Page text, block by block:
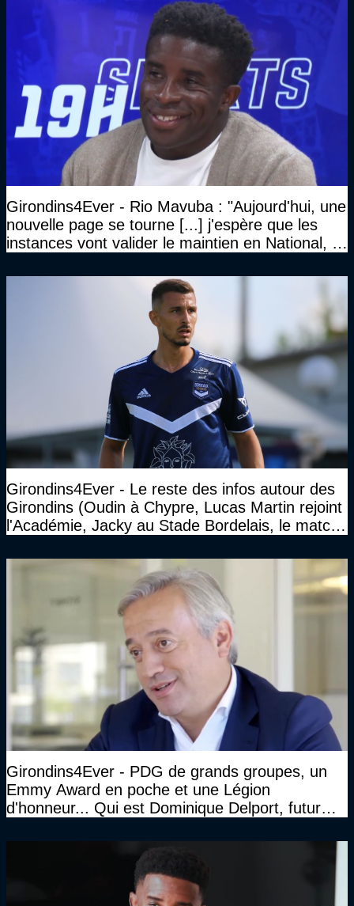
Girondins4Ever - Rio Mavuba : "Aujourd'hui, une
nouvelle page se tourne [...] j'espère que les
instances vont valider le maintien en National, et
haut niveau"
Girondins4Ever - Le reste des infos autour des
Girondins (Oudin à Chypre, Lucas Martin rejoint
l'Académie, Jacky au Stade Bordelais, le match
Girondins4Ever - PDG de grands groupes, un
Emmy Award en poche et une Légion
d'honneur... Qui est Dominique Delport, futur